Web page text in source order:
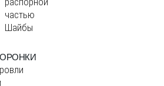
частью
Шайбы